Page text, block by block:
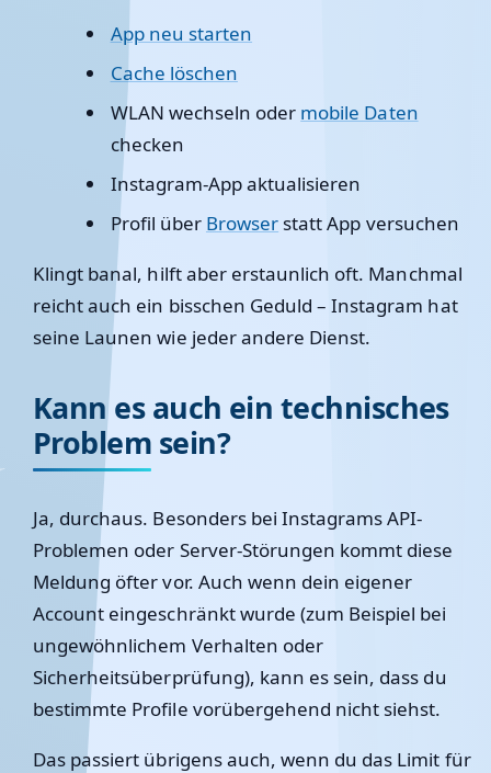
App neu starten
Cache löschen
WLAN wechseln oder mobile Daten
checken
Instagram-App aktualisieren
Profil über Browser statt App versuchen
Klingt banal, hilft aber erstaunlich oft. Manchmal
reicht auch ein bisschen Geduld – Instagram hat
seine Launen wie jeder andere Dienst.
Kann es auch ein technisches
Problem sein?
Ja, durchaus. Besonders bei Instagrams API-
Problemen oder Server-Störungen kommt diese
Meldung öfter vor. Auch wenn dein eigener
Account eingeschränkt wurde (zum Beispiel bei
ungewöhnlichem Verhalten oder
Sicherheitsüberprüfung), kann es sein, dass du
bestimmte Profile vorübergehend nicht siehst.
Das passiert übrigens auch, wenn du das Limit für